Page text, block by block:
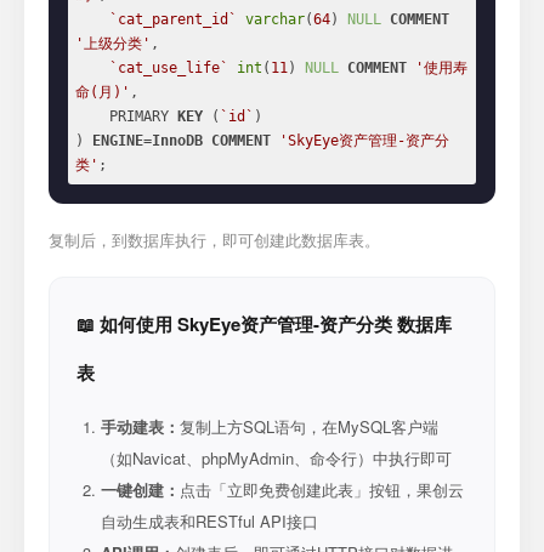
`cat_parent_id`
varchar(64) NULL COMMENT
'上级分类' ,
`cat_use_life`
int ( 11) NULL COMMENT
'使用寿
命(月)' ,
    PRIMARY
KEY ( `id` )
)
ENGINE=InnoDB COMMENT
'SkyEye资产管理-资产分
类' ;
复制后，到数据库执行，即可创建此数据库表。
📖 如何使用 SkyEye资产管理-资产分类 数据库
表
手动建表： 复制上方SQL语句，在MySQL客户端
（如Navicat、phpMyAdmin、命令行）中执行即可
一键创建： 点击「立即免费创建此表」按钮，果创云
自动生成表和RESTful API接口